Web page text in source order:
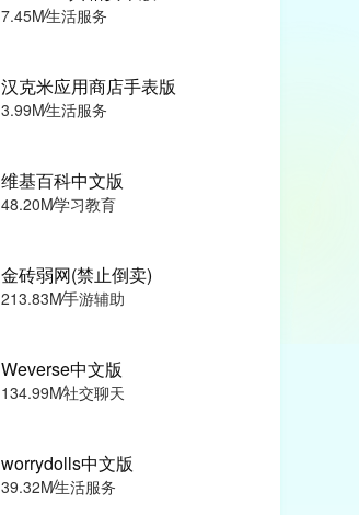
7.45M生活服务
汉克米应用商店手表版
3.99M生活服务
维基百科中文版
48.20M学习教育
金砖弱网(禁止倒卖)
213.83M手游辅助
Weverse中文版
134.99M社交聊天
worrydolls中文版
39.32M生活服务